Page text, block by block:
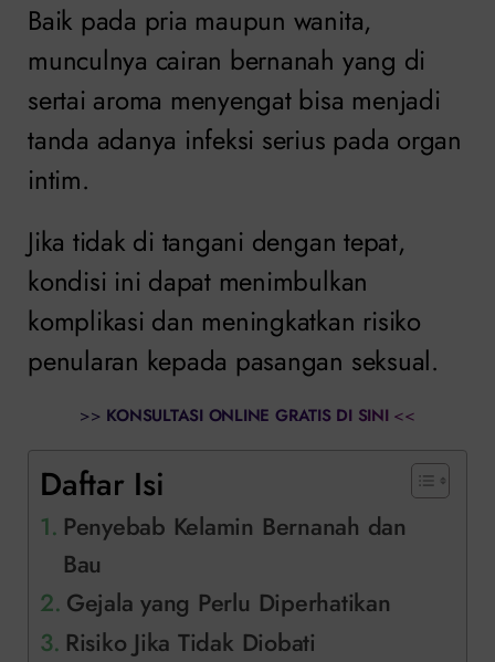
Baik pada pria maupun wanita,
munculnya cairan bernanah yang di
sertai aroma menyengat bisa menjadi
tanda adanya infeksi serius pada organ
intim.
Jika tidak di tangani dengan tepat,
kondisi ini dapat menimbulkan
komplikasi dan meningkatkan risiko
penularan kepada pasangan seksual.
>> KONSULTASI ONLINE GRATIS DI SINI <<
Daftar Isi
Penyebab Kelamin Bernanah dan
Bau
Gejala yang Perlu Diperhatikan
Risiko Jika Tidak Diobati